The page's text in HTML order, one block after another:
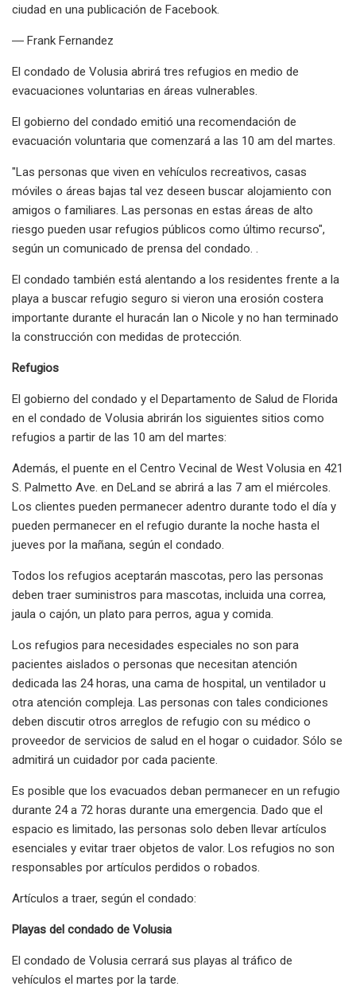
ciudad en una publicación de Facebook.
― Frank Fernandez
El condado de Volusia abrirá tres refugios en medio de
evacuaciones voluntarias en áreas vulnerables.
El gobierno del condado emitió una recomendación de
evacuación voluntaria que comenzará a las 10 am del martes.
"Las personas que viven en vehículos recreativos, casas
móviles o áreas bajas tal vez deseen buscar alojamiento con
amigos o familiares. Las personas en estas áreas de alto
riesgo pueden usar refugios públicos como último recurso",
según un comunicado de prensa del condado. .
El condado también está alentando a los residentes frente a la
playa a buscar refugio seguro si vieron una erosión costera
importante durante el huracán Ian o Nicole y no han terminado
la construcción con medidas de protección.
Refugios
El gobierno del condado y el Departamento de Salud de Florida
en el condado de Volusia abrirán los siguientes sitios como
refugios a partir de las 10 am del martes:
Además, el puente en el Centro Vecinal de West Volusia en 421
S. Palmetto Ave. en DeLand se abrirá a las 7 am el miércoles.
Los clientes pueden permanecer adentro durante todo el día y
pueden permanecer en el refugio durante la noche hasta el
jueves por la mañana, según el condado.
Todos los refugios aceptarán mascotas, pero las personas
deben traer suministros para mascotas, incluida una correa,
jaula o cajón, un plato para perros, agua y comida.
Los refugios para necesidades especiales no son para
pacientes aislados o personas que necesitan atención
dedicada las 24 horas, una cama de hospital, un ventilador u
otra atención compleja. Las personas con tales condiciones
deben discutir otros arreglos de refugio con su médico o
proveedor de servicios de salud en el hogar o cuidador. Sólo se
admitirá un cuidador por cada paciente.
Es posible que los evacuados deban permanecer en un refugio
durante 24 a 72 horas durante una emergencia. Dado que el
espacio es limitado, las personas solo deben llevar artículos
esenciales y evitar traer objetos de valor. Los refugios no son
responsables por artículos perdidos o robados.
Artículos a traer, según el condado:
Playas del condado de Volusia
El condado de Volusia cerrará sus playas al tráfico de
vehículos el martes por la tarde.